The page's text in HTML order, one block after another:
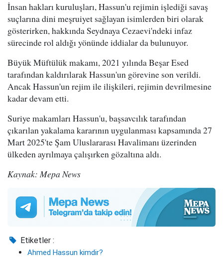
İnsan hakları kuruluşları, Hassun'u rejimin işlediği savaş
suçlarına dini meşruiyet sağlayan isimlerden biri olarak
gösterirken, hakkında Seydnaya Cezaevi'ndeki infaz
sürecinde rol aldığı yönünde iddialar da bulunuyor.
Büyük Müftülük makamı, 2021 yılında Beşar Esed
tarafından kaldırılarak Hassun'un görevine son verildi.
Ancak Hassun'un rejim ile ilişkileri, rejimin devrilmesine
kadar devam etti.
Suriye makamları Hassun'u, başsavcılık tarafından
çıkarılan yakalama kararının uygulanması kapsamında 27
Mart 2025'te Şam Uluslararası Havalimanı üzerinden
ülkeden ayrılmaya çalışırken gözaltına aldı.
Kaynak: Mepa News
Etiketler :
Ahmed Hassun kimdir?